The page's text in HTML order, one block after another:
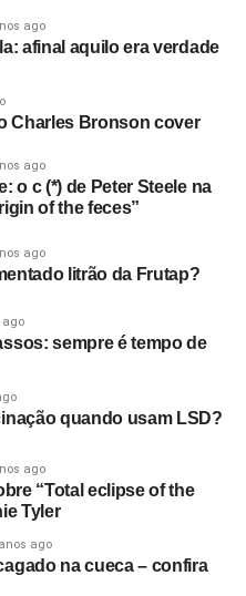
que sobraram. Eles
tudo para o dono
para tocar em Bowden
alguns andaimes e
filmou?Bom, tudo custou
achei um absurdo!
um filme da Agfa que
faixa de som, mas
e o som era adicionado
sem som e gravei o áudio
sincronizar depois, mas
quatro quadros por
dezoito.
com uma câmera e só
Cerca de nove
incluir instrumentos para
sobre o que já
ago
afinal aquilo era verdade
Charles Bronson cover
ago
o c (*) de Peter Steele na
of the feces”
ago
litrão da Frutap?
ago
sempre é tempo de
quando usam LSD?
ago
“Total eclipse of the
Tyler
ago
na cueca – confira